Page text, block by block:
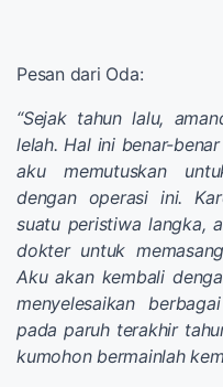
Pesan dari Oda:
“Sejak tahun lalu,
lelah. Hal ini benar-
aku memutuskan
dengan operasi ini.
suatu peristiwa langka,
dokter untuk
Aku akan kembali
menyelesaikan
pada paruh terakhir
kumohon bermainlah